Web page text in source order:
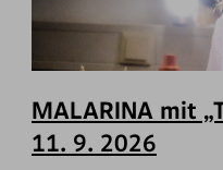
MALARINA mit
11. 9. 2026